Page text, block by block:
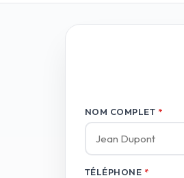
NOM COMPLET *
TÉLÉPHONE *